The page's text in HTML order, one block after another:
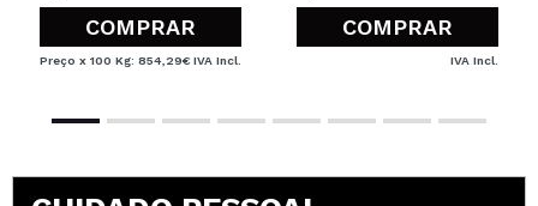
COMPRAR
Preço x 100 Kg: 854,29€ IVA Incl.
COMPRAR
IVA Incl.